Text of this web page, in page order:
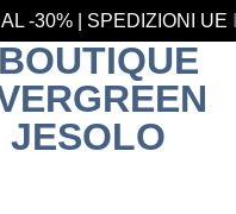
-30% | SPEDIZIONI UE